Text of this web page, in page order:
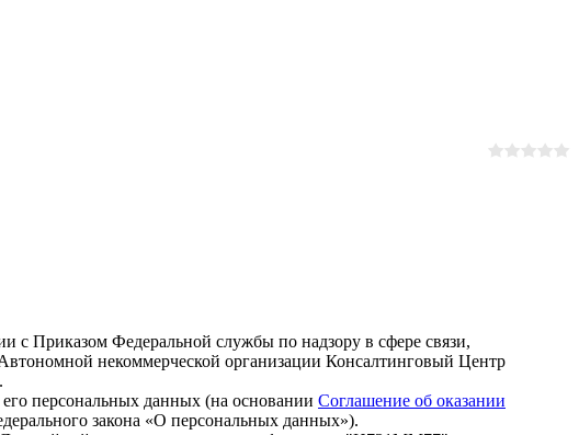
с Приказом Федеральной службы по надзору в сфере связи,
некоммерческой организации Консалтинговый Центр
персональных данных (на основании Соглашение об оказании
закона «О персональных данных»).